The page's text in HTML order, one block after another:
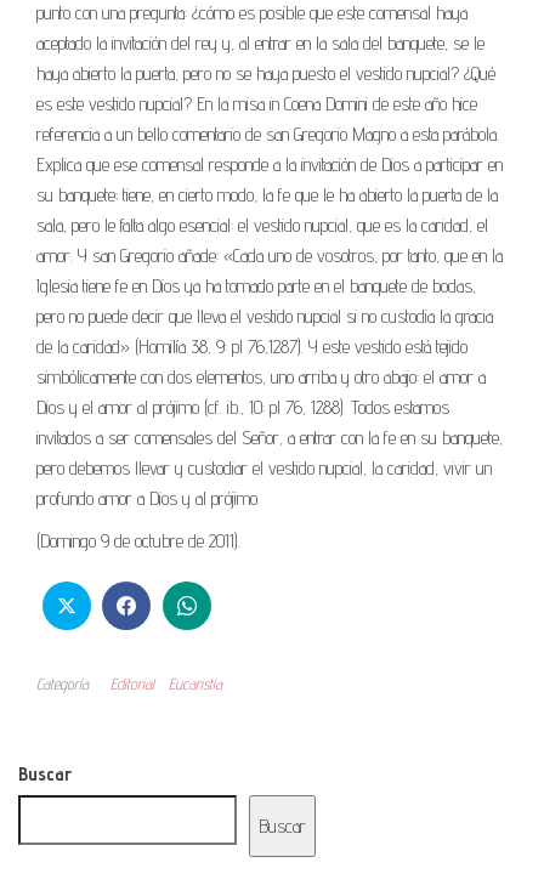
punto con una pregunta: ¿cómo es posible que este comensal haya
aceptado la invitación del rey y, al entrar en la sala del banquete, se le
haya abierto la puerta, pero no se haya puesto el vestido nupcial? ¿Qué
es este vestido nupcial? En la misa in Coena Domini de este año hice
referencia a un bello comentario de san Gregorio Magno a esta parábola.
Explica que ese comensal responde a la invitación de Dios a participar en
su banquete; tiene, en cierto modo, la fe que le ha abierto la puerta de la
sala, pero le falta algo esencial: el vestido nupcial, que es la caridad, el
amor. Y san Gregorio añade: «Cada uno de vosotros, por tanto, que en la
Iglesia tiene fe en Dios ya ha tomado parte en el banquete de bodas,
pero no puede decir que lleva el vestido nupcial si no custodia la gracia
de la caridad» (Homilía 38, 9: pl 76,1287). Y este vestido está tejido
simbólicamente con dos elementos, uno arriba y otro abajo: el amor a
Dios y el amor al prójimo (cf. ib., 10: pl 76, 1288). Todos estamos
invitados a ser comensales del Señor, a entrar con la fe en su banquete,
pero debemos llevar y custodiar el vestido nupcial, la caridad, vivir un
profundo amor a Dios y al prójimo.
(Domingo 9 de octubre de 2011).
Categoría Editorial Eucaristía
Buscar
Buscar